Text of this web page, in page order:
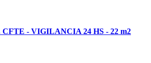
- VIGILANCIA 24 HS - 22 m2